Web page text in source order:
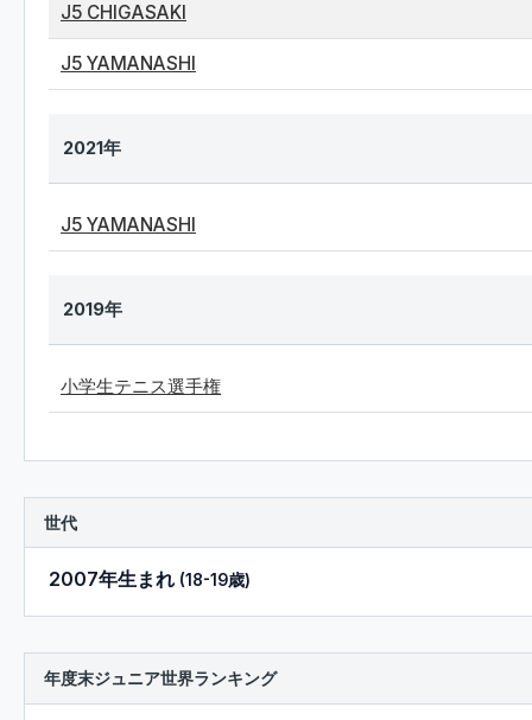
J5 CHIGASAKI
J5 YAMANASHI
2021年
J5 YAMANASHI
2019年
小学生テニス選手権
世代
2007年生まれ (18-19歳)
年度末ジュニア世界ランキング